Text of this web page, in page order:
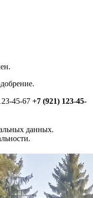
45-67 +7 (921) 123-45-
данных.